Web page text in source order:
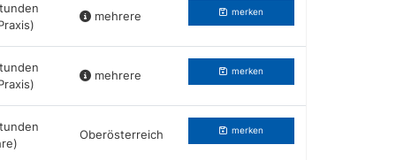
mehrere merken
mehrere merken
Oberösterreich merken